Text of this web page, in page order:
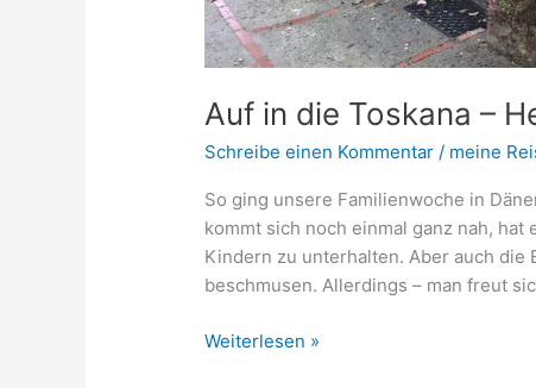
Auf in die Toskana –
Schreibe einen Kommentar / meine
So ging unsere Familienwoche in
kommt sich noch einmal ganz nah,
Kindern zu unterhalten. Aber auch die
beschmusen. Allerdings – man freut
Weiterlesen »